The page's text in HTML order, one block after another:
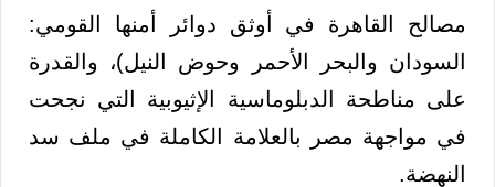
مصالح القاهرة في أوثق دوائر أمنها القومي:
السودان والبحر الأحمر وحوض النيل)، والقدرة
على مناطحة الدبلوماسية الإثيوبية التي نجحت
في مواجهة مصر بالعلامة الكاملة في ملف سد
النهضة.